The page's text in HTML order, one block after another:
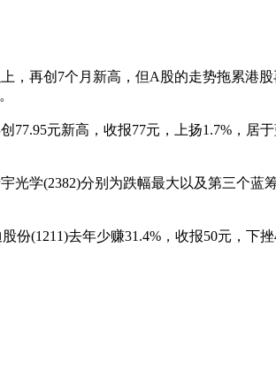
再创7个月新高，但A股的走势拖累港股
元新高，收报77元，上扬1.7%，居
学(2382)分别为跌幅最大以及第三个蓝
(1211)去年少赚31.4%，收报50元，下